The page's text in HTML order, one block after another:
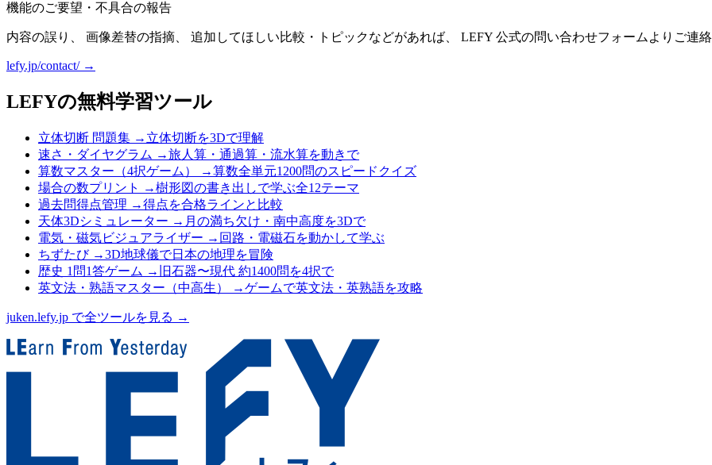
機能のご要望・不具合の報告
内容の誤り、 画像差替の指摘、 追加してほしい比較・トピックなどがあれば、 LEFY 公式の問い合わせフォームよりご連絡
lefy.jp/contact/ →
LEFYの無料学習ツール
立体切断 問題集 → 立体切断を3Dで理解
速さ・ダイヤグラム →旅人算・通過算・流水算を動きで
算数マスター（4択ゲーム）
→算数全単元1200問のスピードクイズ
場合の数プリント
→樹形図の書き出しで学ぶ全12テーマ
過去問得点管理 →得点を合格ラインと比較
天体3Dシミュレーター → 月の満ち欠け・南中高度を3Dで
電気・磁気ビジュアライザー → 回路・電磁石を動かして学ぶ
ちずたび→3D地球儀で日本の地理を冒険
歴史 1問1答ゲーム → 旧石器〜現代 約1400問を4択で
英文法・熟語マスター（中高生）
→ゲームで英文法・英熟語を攻略
juken.lefy.jp で全ツールを見る →